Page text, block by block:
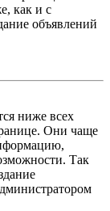
как и с
объявлений
ниже всех
Они чаще
Так